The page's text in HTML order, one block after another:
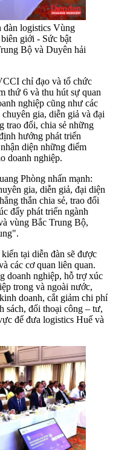
logistics Vùng
giới - Sức bật
Bộ và Duyên hải
chỉ đạo và tổ chức
thứ 6 và thu hút sự quan
nghiệp cũng như các
gia, diễn giả và đại
trao đổi, chia sẻ những
hướng phát triển
diện những điểm
doanh nghiệp.
Phòng nhấn mạnh:
gia, diễn giả, đại diện
thắn chia sẻ, trao đổi
đẩy phát triển ngành
vùng Bắc Trung Bộ,
tại diễn đàn sẽ được
các cơ quan liên quan.
doanh nghiệp, hỗ trợ xúc
trong và ngoài nước,
doanh, cắt giảm chi phí
sách, đối thoại công – tư,
để đưa logistics Huế và